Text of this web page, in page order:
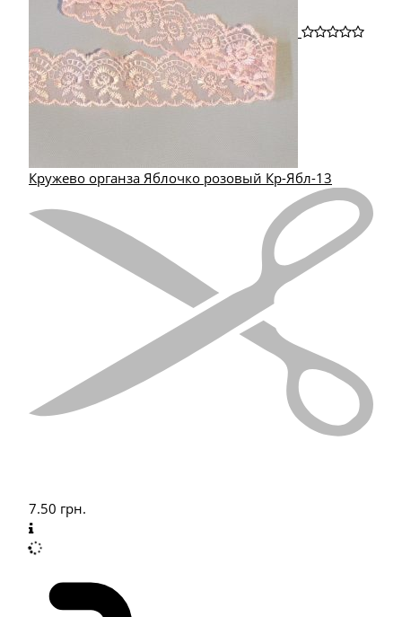
Кружево органза Яблочко розовый Кр-Ябл-13
7.50 грн.